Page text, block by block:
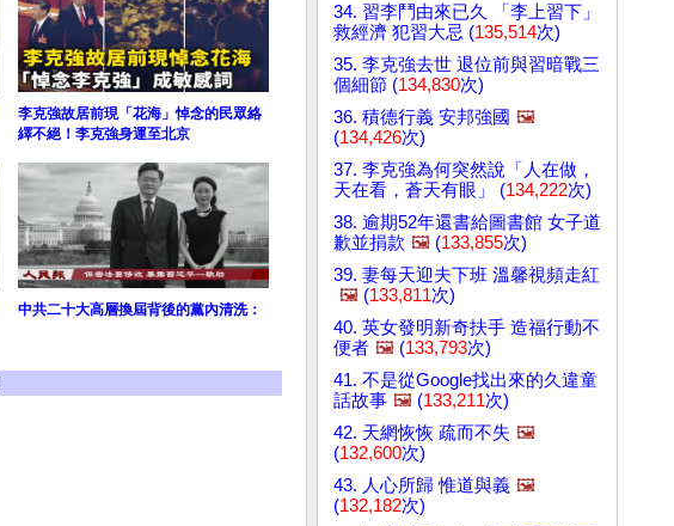
李克強故居前現「花海」悼念的民眾絡
繹不絕！李克強身運至北京
中共二十大高層換屆背後的黨內清洗：
34. 習李鬥由來已久 「李上習下」
救經濟 犯習大忌 (135,514次)
35. 李克強去世 退位前與習暗戰三
個細節 (134,830次)
36. 積德行義 安邦強國 🖼️
(134,426次)
37. 李克強為何突然說「人在做，
天在看，蒼天有眼」 (134,222次)
38. 逾期52年還書給圖書館 女子道
歉並捐款 🖼️ (133,855次)
39. 妻每天迎夫下班 溫馨視頻走紅
🖼️ (133,811次)
40. 英女發明新奇扶手 造福行動不
便者 🖼️ (133,793次)
41. 不是從Google找出來的久違童
話故事 🖼️ (133,211次)
42. 天網恢恢 疏而不失 🖼️
(132,600次)
43. 人心所歸 惟道與義 🖼️
(132,182次)